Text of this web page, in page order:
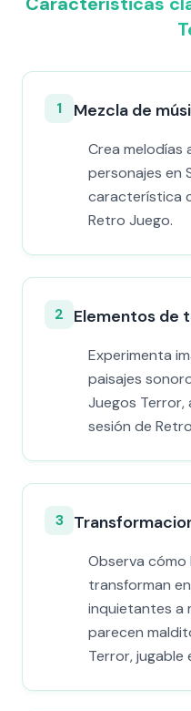
1 Mezcla de
Crea melodías
personajes en
característica
Retro Juego.
2 Elementos de
Experimenta
paisajes
Juegos
sesión de
3
Observa cómo
transforman
inquietantes a
parecen
Terror, jugable